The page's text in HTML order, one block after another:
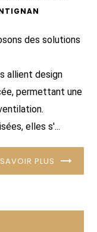
des solutions
allient design
permettant une
elles s'...
PLUS